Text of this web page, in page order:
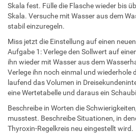
Skala fest. Fülle die Flasche wieder bis
Skala. Versuche mit Wasser aus dem
stabil einzuregeln.
Miss jetzt die Einstellung auf einen
Aufgabe 1: Verlege den Sollwert auf
ihn wieder mit Wasser aus dem
Verlege ihn noch einmal und wiederhole
laufend das Volumen in
eine Wertetabelle und daraus ein
Beschreibe in Worten die
musstest. Beschreibe Situationen, in
Thyroxin-Regelkreis neu eingestellt wird.